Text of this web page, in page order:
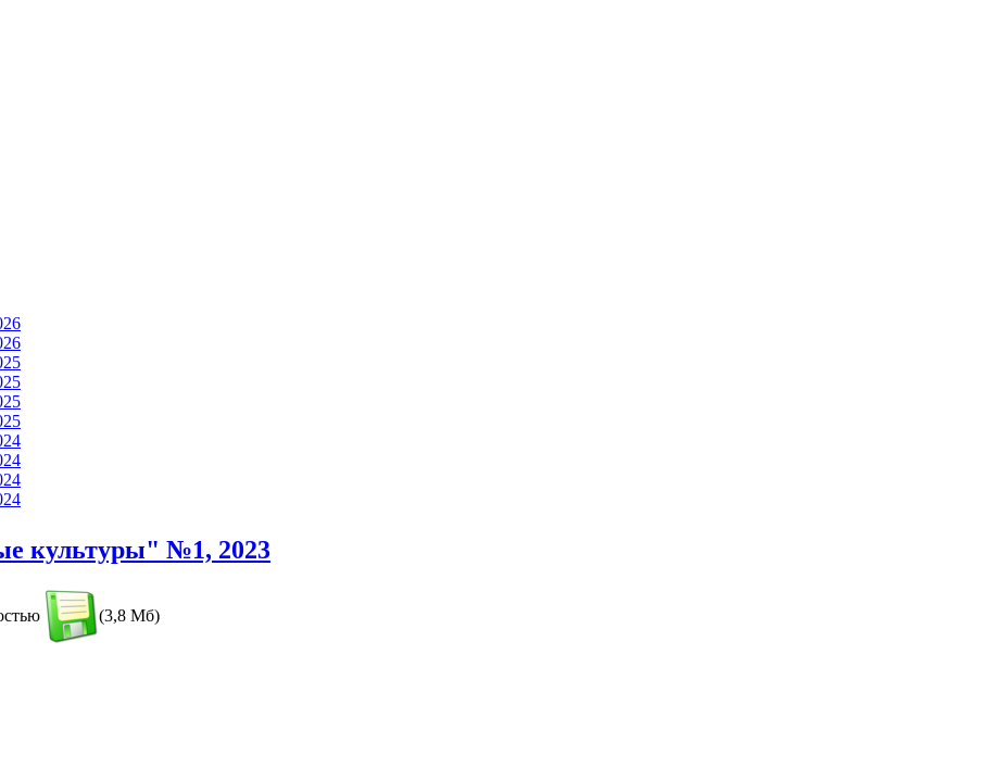
культуры" №1, 2023
(3,8 Мб)